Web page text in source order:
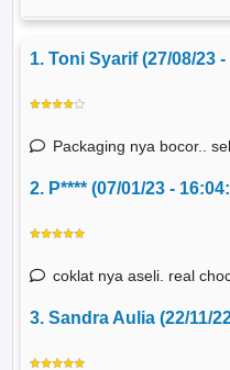
1. Toni Syarif (27/08/23
Packaging nya bocor..
2. P**** (07/01/23 -
coklat nya aseli. real
3. Sandra Aulia (22/11/